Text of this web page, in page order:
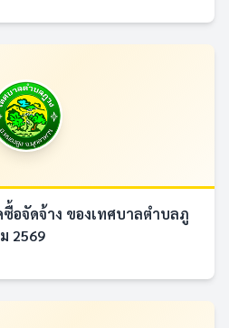
อจัดจ้าง ของเทศบาลตำบลภู
2569